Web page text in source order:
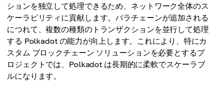
ションを独立して処理できるため、ネットワーク全体のス
ケーラビリティに貢献します。パラチェーンが追加される
につれて、複数の種類のトランザクションを並行して処理
する Polkadot の能力が向上します。これにより、特にカ
スタム ブロックチェーン ソリューションを必要とするプ
ロジェクトでは、Polkadot は長期的に柔軟でスケーラブ
ルになります。